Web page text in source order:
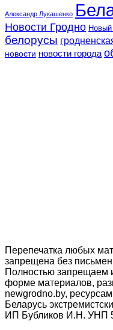
Александр Лукашенко
Новости Гродно Новый
белорусы
новости новости города
Перепечатка любых
запрещена без
Полностью запрещаем
форме материалов,
newgrodno.by,
Беларусь
ИП Бубликов И.Н. УНП